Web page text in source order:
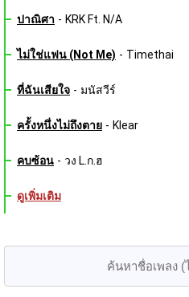
ปาณิศา - KRK Ft. N/A
ไม่ใช่แฟน (Not Me) - Timethai
ที่ฉันเสียใจ - มนัสวีร์
ครั้งหนึ่งไม่ถึงตาย - Klear
คบซ้อน - วง L.ก.ฮ
ดูเพิ่มเติม